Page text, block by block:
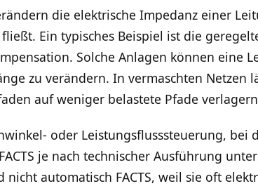
die elektrische Impedanz einer
Ein typisches Beispiel ist die
Solche Anlagen können eine
zu verändern. In vermaschten Netzen
auf weniger belastete Pfade
oder Leistungsflusssteuerung, bei
je nach technischer Ausführung
automatisch FACTS, weil sie oft